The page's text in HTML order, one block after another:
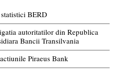
BERD
autoritatilor din Republica
Bancii Transilvania
Piraeus Bank